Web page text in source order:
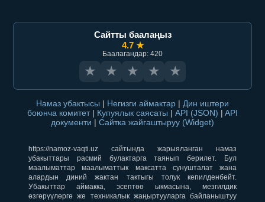
Сайтты баалаңыз
4.7 ★
Баалагандар: 420
★ ★ ★ ★ ★
Намаз убактысы | Негизги аймактар | Дин иштери
боюнча комитет | Купуялык саясаты | API (JSON) | API
документи | Сайтка жайгаштыруу (Widget)
https://namoz-vaqti.uz сайтында жарыяланган намаз
убакыттары расмий булактарга таянып берилет. Бул
маалыматтар маалыматтык максатта сунушталат жана
алардын диний жактан тактыгы толук кепилденбейт.
Убакыттар аймакка, эсептөө ыкмасына, мезгилдик
өзгөрүүлөргө же техникалык жаңыртууларга байланыштуу